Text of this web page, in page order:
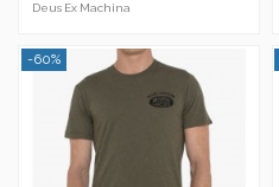
Deus Ex Machina
-60%